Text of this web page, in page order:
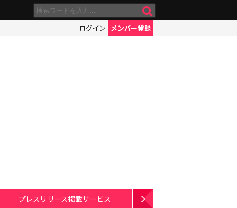
ログイン メンバー登録
プレスリリース掲載サービス